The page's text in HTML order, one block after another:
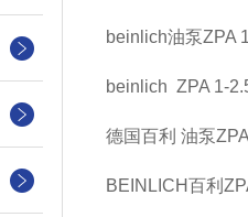
beinlich油泵ZPA
beinlich ZPA 1-
德国百利 油泵
BEINLICH百利